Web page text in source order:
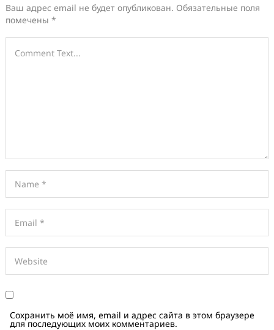
Ваш адрес email не будет опубликован. Обязательные поля
помечены *
Сохранить моё имя, email и адрес сайта в этом браузере
для последующих моих комментариев.